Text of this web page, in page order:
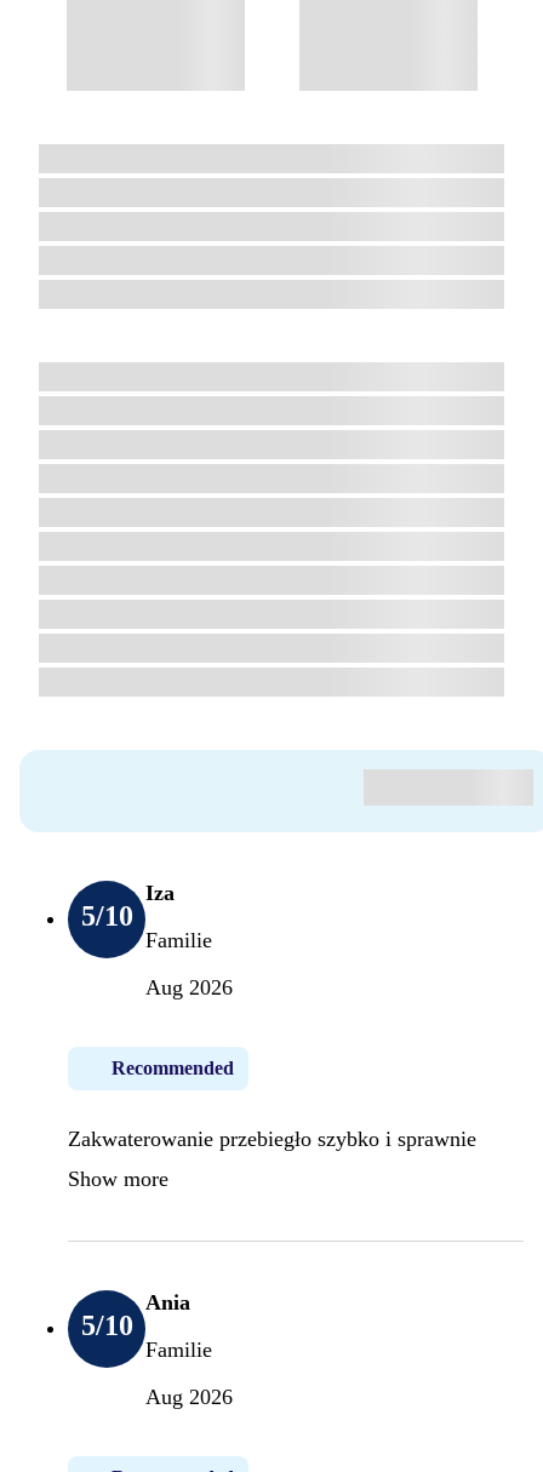
5/10
Iza
Familie
Aug 2026
Recommended
Zakwaterowanie przebiegło szybko i sprawnie
Show more
5/10
Ania
Familie
Aug 2026